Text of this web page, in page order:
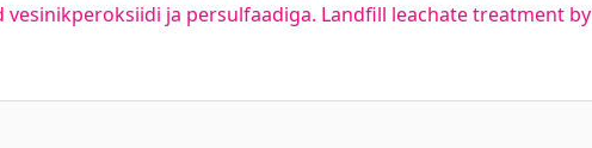
ja persulfaadiga. Landfill leachate treatment by